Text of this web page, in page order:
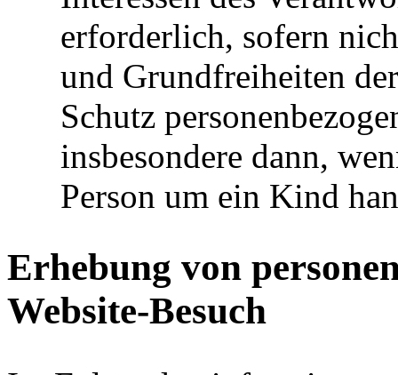
erforderlich, sofern
und Grundfreiheiten
Schutz
insbesondere dann,
Person um ein Kind
Erhebung von
Website-Besuch